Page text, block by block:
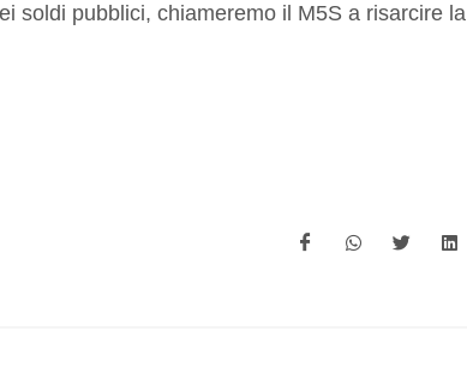
soldi pubblici, chiameremo il M5S a risarcire la